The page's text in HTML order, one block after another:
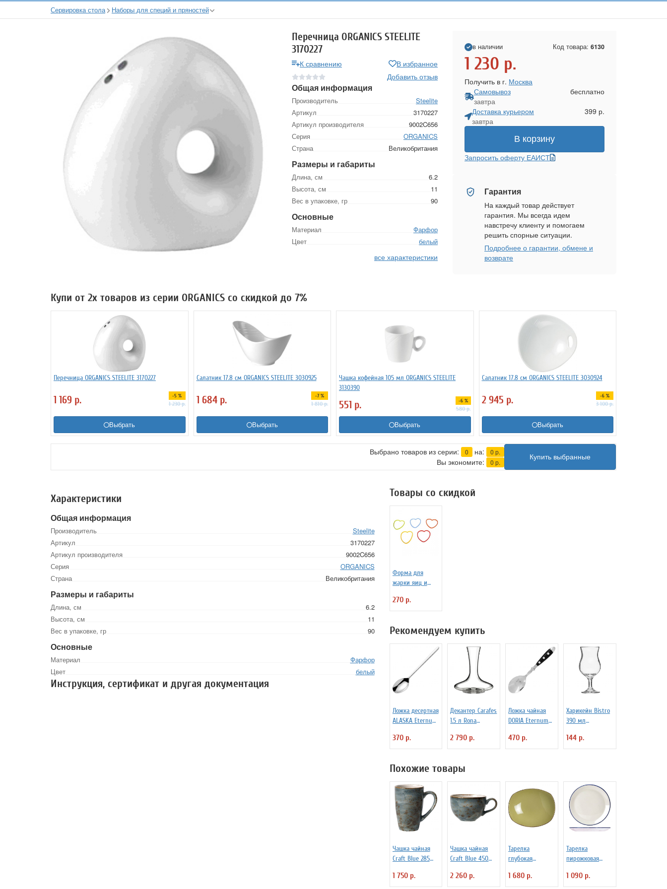
Сервировка стола Наборы для специй и пряностей
Перечница ORGANICS STEELITE
3170227
К сравнению
В избранное
Добавить отзыв
Общая информация
Производитель
Steelite
Артикул
3170227
Артикул производителя
9002C656
Серия
ORGANICS
Страна
Великобритания
Размеры и габариты
Длина, см
6.2
Высота, см
11
Вес в упаковке, гр
90
Основные
Материал
Фарфор
Цвет
белый
все характеристики
в наличии Код товара: 6130
1 230 р.
Получить в г. Москва
Самовывоз
завтра
бесплатно
Доставка курьером
завтра
399 р.
В корзину
Запросить оферту ЕАИСТ
Гарантия
На каждый товар действует
гарантия. Мы всегда идем
навстречу клиенту и помогаем
решить спорные ситуации.
Подробнее о гарантии, обмене и
возврате
Купи от 2х товаров из серии ORGANICS со скидкой до 7%
Перечница ORGANICS STEELITE 3170227
1 169 р. -5 %
1 230р.
Выбрать
Салатник 17.8 см ORGANICS STEELITE 3030925
1 684 р. -7 %
1 810р.
Выбрать
Чашка кофейная 105 мл ORGANICS STEELITE
3130390
551 р. -6 %
580р.
Выбрать
Салатник 17.8 см ORGANICS STEELITE 3030924
2 945 р. -6 %
3 100р.
Выбрать
Выбрано товаров из серии: 0 на: 0 р.
Вы экономите: 0 р.
Купить выбранные
Характеристики
Общая информация
Производитель
Steelite
Артикул
3170227
Артикул производителя
9002C656
Серия
ORGANICS
Страна
Великобритания
Размеры и габариты
Длина, см
6.2
Высота, см
11
Вес в упаковке, гр
90
Основные
Материал
Фарфор
Цвет
белый
Инструкция, сертификат и другая документация
Товары со скидкой
Форма для
жарки яиц и
силиконовая
Любовь
270 р.
Рекомендуем купить
Ложка десертная
ALASKA Eternum
370 р.
Декантер Carafes
1.5 л Rona
2 790 р.
Ложка чайная
DORIA Eternum
470 р.
Харикейн Bistro
390 мл
1150311
144 р.
Похожие товары
Чашка чайная
Craft Blue 285
3140669
1 750 р.
Чашка чайная
Craft Blue 450
3140675
2 260 р.
Тарелка
глубокая
TERRAMESA
1 680 р.
Тарелка
пирожковая
фарфор D=15.3
1 090 р.